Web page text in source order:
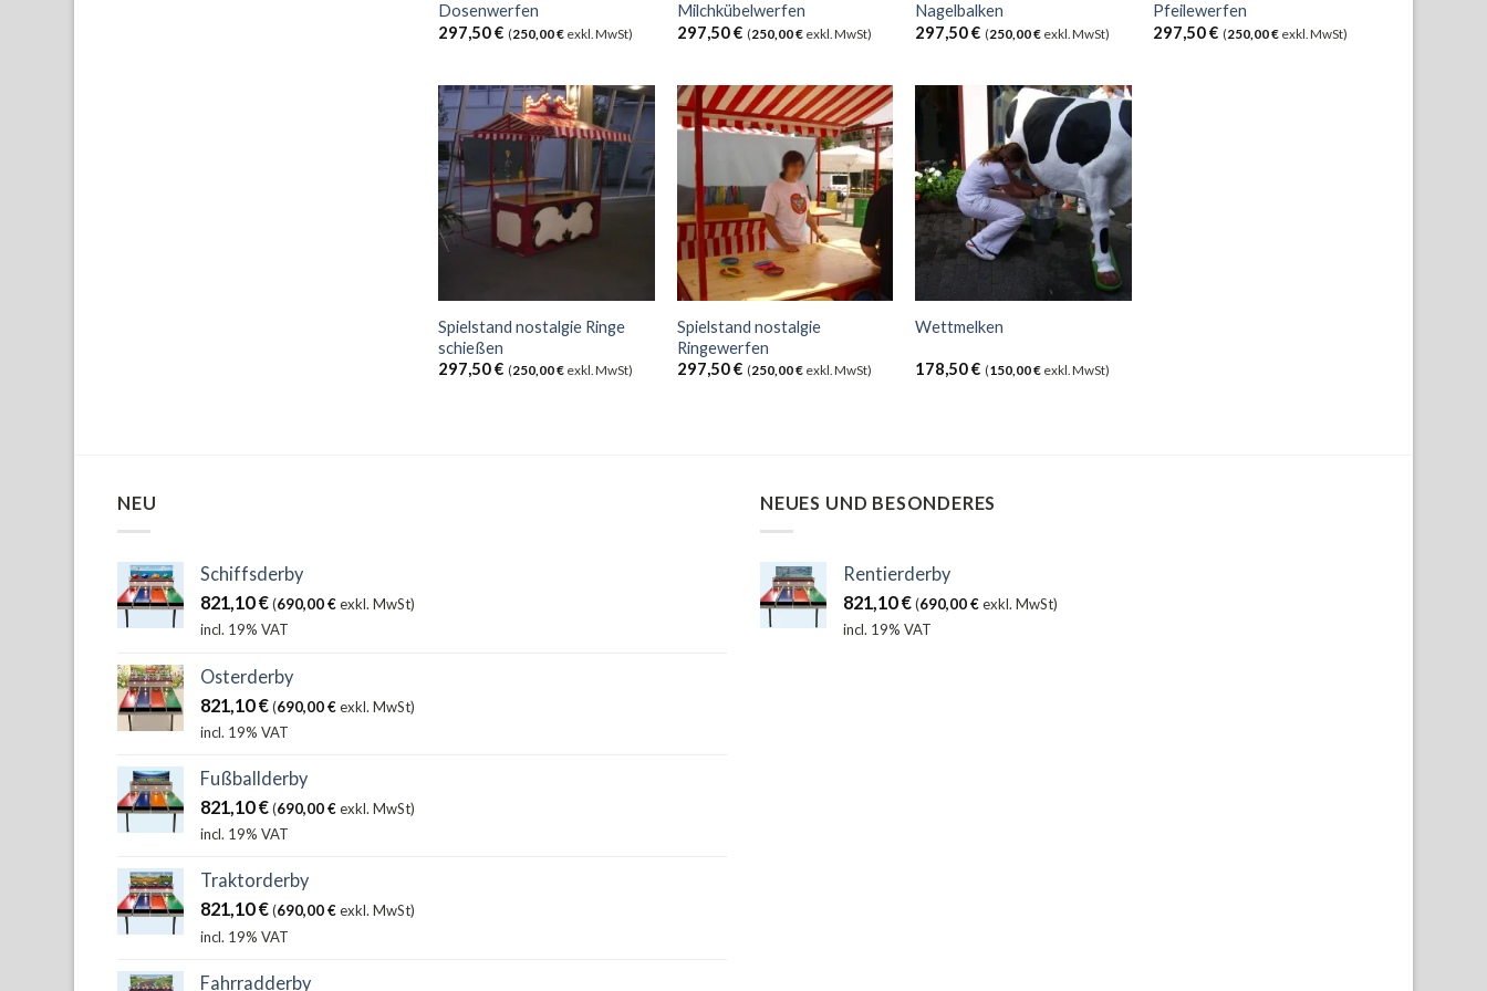
Dosenwerfen
297,50€ (250,00€ exkl. MwSt)
Milchkübelwerfen
297,50€ (250,00€exkl. MwSt)
Nagelbalken
297,50€ (250,00€exkl. MwSt)
Pfeilewerfen
297,50€ (250,00€ exkl. MwSt)
Spielstand nostalgie Ringe
schießen
297,50€ (250,00€ exkl. MwSt)
Spielstand nostalgie
Ringewerfen
297,50€ (250,00€exkl. MwSt)
Wettmelken
178,50€ (150,00€exkl. MwSt)
NEU
Schiffsderby
821,10€ (690,00€exkl. MwSt)
incl. 19% VAT
Osterderby
821,10€ (690,00€exkl. MwSt)
incl. 19% VAT
Fußballderby
821,10€ (690,00€exkl. MwSt)
incl. 19% VAT
Traktorderby
821,10€ (690,00€exkl. MwSt)
incl. 19% VAT
Fahrradderby
NEUES UND BESONDERES
Rentierderby
821,10€(690,00€exkl. MwSt)
incl. 19% VAT